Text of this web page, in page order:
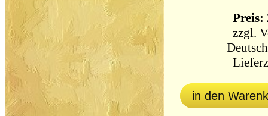
Preis:
zzgl.
in den